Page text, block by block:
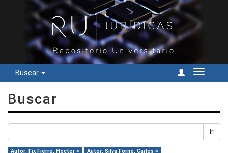
Buscar
Cambiar
Buscar
Ir
Autor: Fix Fierro, Héctor ×
Autor: Silva Forné, Carlos ×